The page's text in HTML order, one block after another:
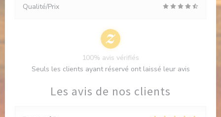
Les avis de nos clients
Qualité/Prix
100% avis vérifiés
Seuls les clients ayant réservé ont laissé leur avis